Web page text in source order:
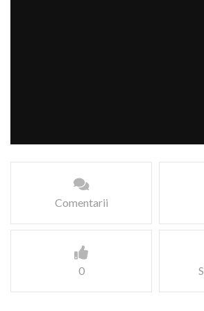
Comentarii
0